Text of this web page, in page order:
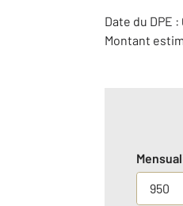
Date du DPE
Montant